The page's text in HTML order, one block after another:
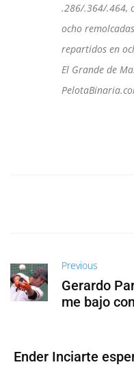
.286/.364/.464,
ocho
repartidos en
El Grande de
Previous
Gerardo
me bajo
Ender Inciarte